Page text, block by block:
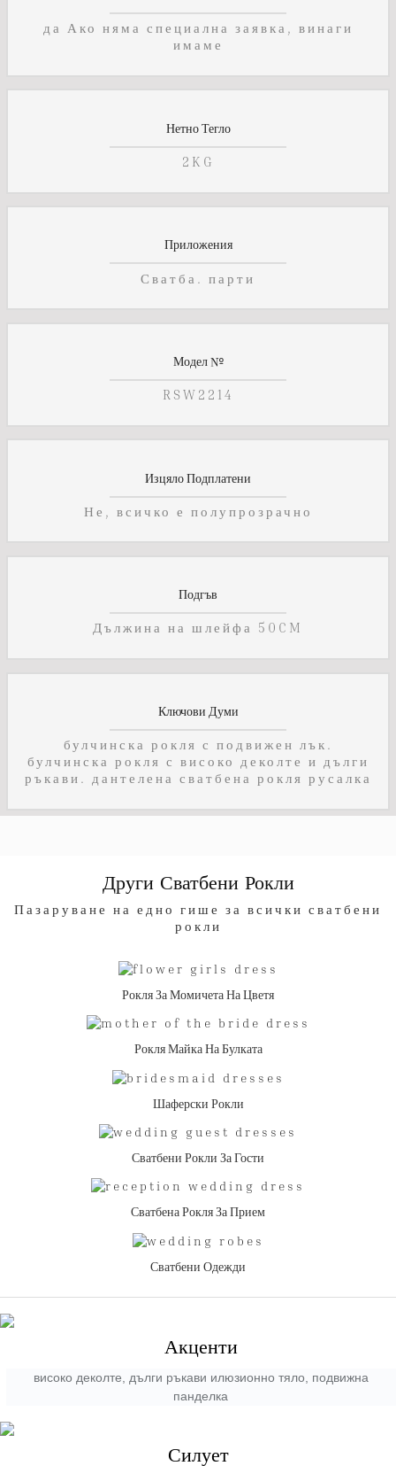
да Ако няма специална заявка, винаги
имаме
Нетно Тегло
2KG
Приложения
Сватба. парти
Модел №
RSW2214
Изцяло Подплатени
Не, всичко е полупрозрачно
Подгъв
Дължина на шлейфа 50CM
Ключови Думи
булчинска рокля с подвижен лък.
булчинска рокля с високо деколте и дълги
ръкави. дантелена сватбена рокля русалка
Други Сватбени Рокли
Пазаруване на едно гише за всички сватбени
рокли
Рокля За Момичета На Цветя
Рокля Майка На Булката
Шаферски Рокли
Сватбени Рокли За Гости
Сватбена Рокля За Прием
Сватбени Одежди
Акценти
високо деколте, дълги ръкави илюзионно тяло, подвижна
панделка
Силует